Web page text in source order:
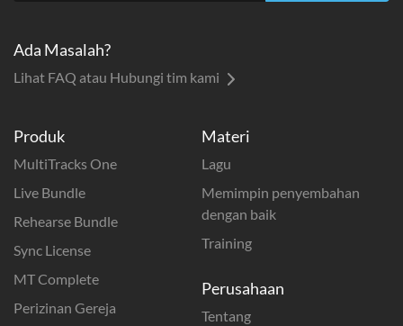
Produk
MultiTracks One
Live Bundle
Rehearse Bundle
Sync License
MT Complete
Perizinan Gereja
Materi
Lagu
Memimpin penyembahan
dengan baik
Training
Perusahaan
Tentang
Ada Masalah?
Lihat FAQ atau Hubungi tim kami